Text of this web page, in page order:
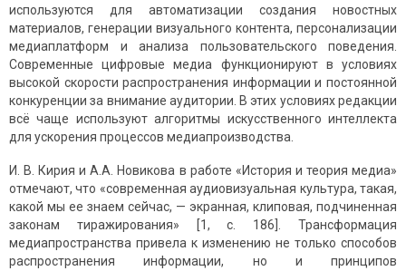
используются для автоматизации создания новостных
материалов, генерации визуального контента, персонализации
медиаплатформ и анализа пользовательского поведения.
Современные цифровые медиа функционируют в условиях
высокой скорости распространения информации и постоянной
конкуренции за внимание аудитории. В этих условиях редакции
всё чаще используют алгоритмы искусственного интеллекта
для ускорения процессов медиапроизводства.
И. В. Кирия и А.А. Новикова в работе «История и теория медиа»
отмечают, что «современная аудиовизуальная культура, такая,
какой мы ее знаем сейчас, — экранная, клиповая, подчиненная
законам тиражирования» [1, с. 186]. Трансформация
медиапространства привела к изменению не только способов
распространения информации, но и принципов